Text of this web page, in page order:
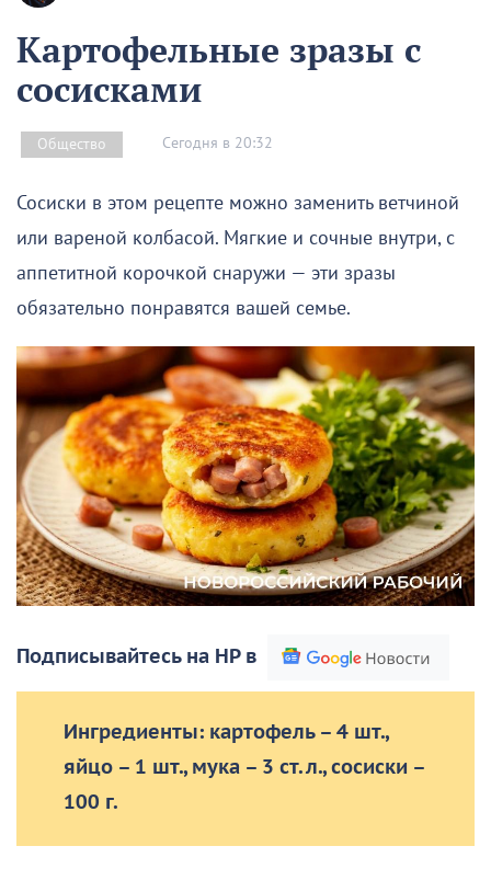
Картофельные зразы с
сосисками
Общество Сегодня в 20:32
Сосиски в этом рецепте можно заменить ветчиной
или вареной колбасой. Мягкие и сочные внутри, с
аппетитной корочкой снаружи — эти зразы
обязательно понравятся вашей семье.
Подписывайтесь на НР в
Ингредиенты: картофель – 4 шт.,
яйцо – 1 шт., мука – 3 ст. л., сосиски –
100 г.